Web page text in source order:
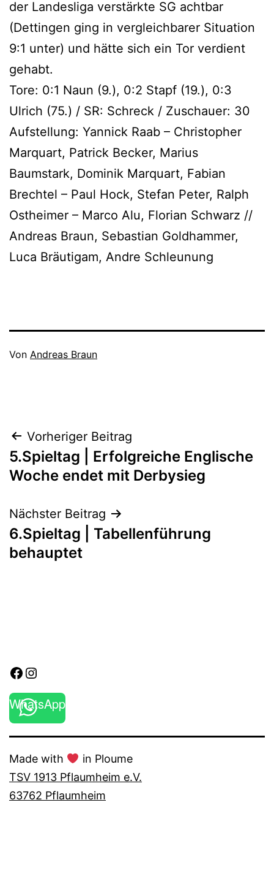
der Landesliga verstärkte SG achtbar
(Dettingen ging in vergleichbarer Situation
9:1 unter) und hätte sich ein Tor verdient
gehabt.
Tore: 0:1 Naun (9.), 0:2 Stapf (19.), 0:3
Ulrich (75.) / SR: Schreck / Zuschauer: 30
Aufstellung: Yannick Raab – Christopher
Marquart, Patrick Becker, Marius
Baumstark, Dominik Marquart, Fabian
Brechtel – Paul Hock, Stefan Peter, Ralph
Ostheimer – Marco Alu, Florian Schwarz //
Andreas Braun, Sebastian Goldhammer,
Luca Bräutigam, Andre Schleunung
Veröffentlicht
Von Andreas Braun
Beitragsnavigation
Vorheriger Beitrag
5.Spieltag | Erfolgreiche Englische
Woche endet mit Derbysieg
Nächster Beitrag
6.Spieltag | Tabellenführung
behauptet
Facebook
Instagram
WhatsApp
Made with
in Ploume
TSV 1913 Pflaumheim e.V.
63762 Pflaumheim